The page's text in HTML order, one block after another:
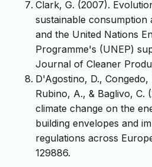
Clark, G. (2007).
sustainable
and the United Nations
Programme's (UNEP)
Journal of Cleaner
D'Agostino, D.,
Rubino, A., & Baglivo, C.
climate change on the
building envelopes and
regulations across
129886.